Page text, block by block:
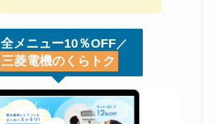
全メニュー10％OFF／
三菱電機のくらトク